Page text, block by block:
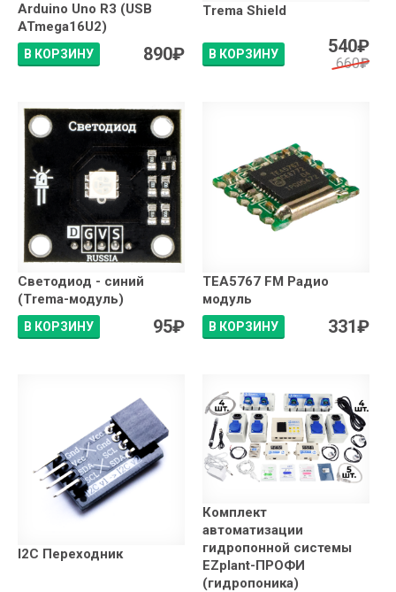
Arduino Uno R3 (USB
ATmega16U2)
В КОРЗИНУ 890₽
Trema Shield
В КОРЗИНУ 540₽
660₽
Светодиод - синий
(Trema-модуль)
В КОРЗИНУ 95₽
TEA5767 FM Радио
модуль
В КОРЗИНУ 331₽
I2C Переходник
Комплект
автоматизации
гидропонной системы
EZplant-ПРОФИ
(гидропоника)